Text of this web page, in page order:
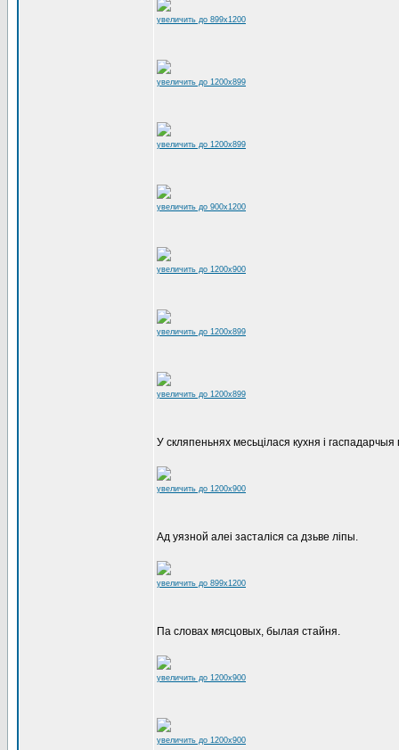
увеличить до 899x1200
увеличить до 1200x899
увеличить до 1200x899
увеличить до 900x1200
увеличить до 1200x900
увеличить до 1200x899
увеличить до 1200x899
У скляпеньнях месьцілася кухня і
увеличить до 1200x900
Ад уязной алеі засталіся са дзьве ліпы.
увеличить до 899x1200
Па словах мясцовых, былая стайня.
увеличить до 1200x900
увеличить до 1200x900